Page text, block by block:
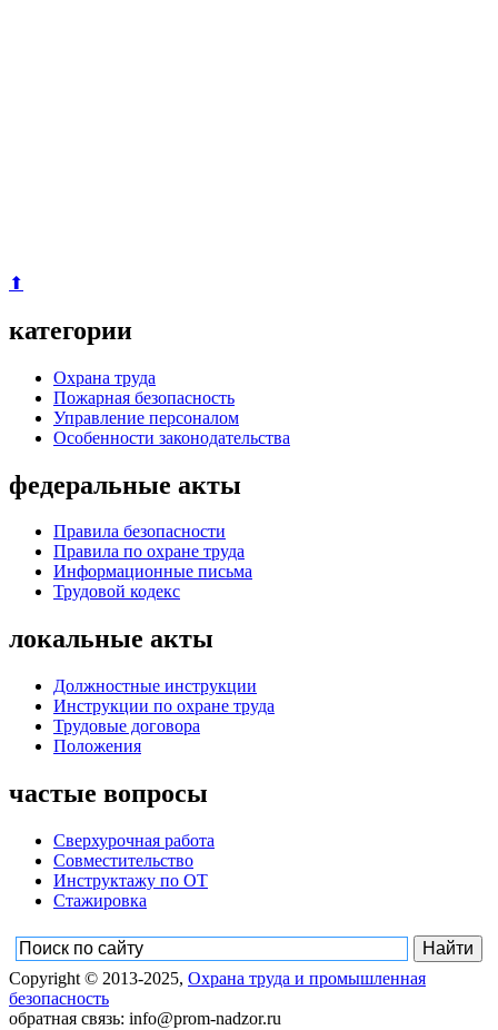
⬆
категории
Охрана труда
Пожарная безопасность
Управление персоналом
Особенности законодательства
федеральные акты
Правила безопасности
Правила по охране труда
Информационные письма
Трудовой кодекс
локальные акты
Должностные инструкции
Инструкции по охране труда
Трудовые договора
Положения
частые вопросы
Сверхурочная работа
Совместительство
Инструктажу по ОТ
Стажировка
Copyright © 2013-2025, Охрана труда и промышленная
безопасность
обратная связь: info@prom-nadzor.ru